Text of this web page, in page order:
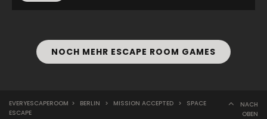
NOCH MEHR ESCAPE ROOM GAMES
EVERYESCAPEROOM > BERLIN > MISSION ACCEPTED >
SPACE
ESCAPE
NACH
OBEN